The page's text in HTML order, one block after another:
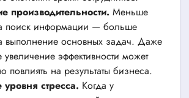
производительности. Меньше
поиск информации — больше
выполнение основных задач. Даже
эффективности может
повлиять на результаты бизнеса.
стресса. Когда у